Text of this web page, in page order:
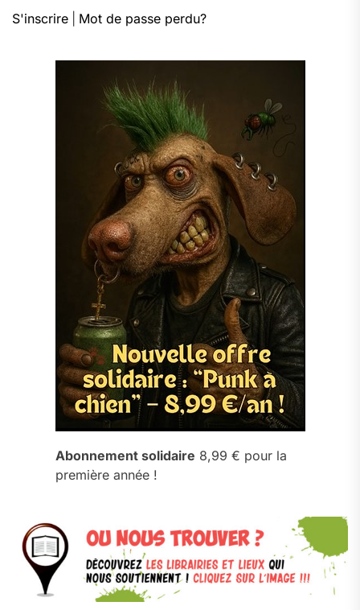
S'inscrire Mot de passe perdu?
Abonnement solidaire 8,99 € pour la
première année !